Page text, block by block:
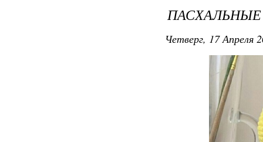
Четверг, 17 Апреля